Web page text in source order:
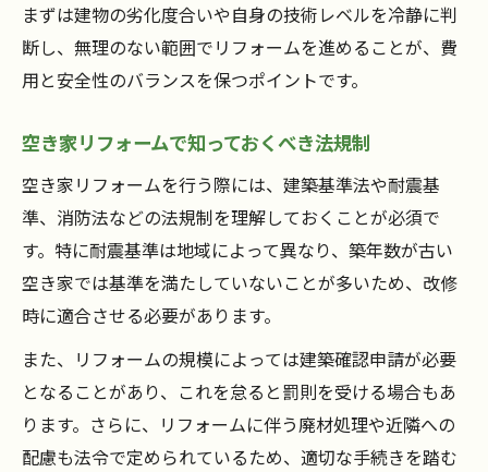
まずは建物の劣化度合いや自身の技術レベルを冷静に判
断し、無理のない範囲でリフォームを進めることが、費
用と安全性のバランスを保つポイントです。
空き家リフォームで知っておくべき法規制
空き家リフォームを行う際には、建築基準法や耐震基
準、消防法などの法規制を理解しておくことが必須で
す。特に耐震基準は地域によって異なり、築年数が古い
空き家では基準を満たしていないことが多いため、改修
時に適合させる必要があります。
また、リフォームの規模によっては建築確認申請が必要
となることがあり、これを怠ると罰則を受ける場合もあ
ります。さらに、リフォームに伴う廃材処理や近隣への
配慮も法令で定められているため、適切な手続きを踏む